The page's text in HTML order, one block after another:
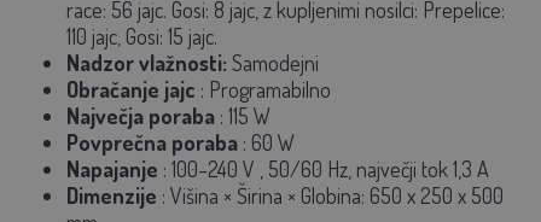
race: 56 jajc. Gosi: 8 jajc, z kupljenimi nosilci: Prepelice:
110 jajc, Gosi: 15 jajc.
Nadzor vlažnosti: Samodejni
Obračanje jajc : Programabilno
Največja poraba : 115 W
Povprečna poraba : 60 W
Napajanje : 100–240 V , 50/60 Hz, največji tok 1,3 A
Dimenzije : Višina × Širina × Globina: 650 x 250 x 500